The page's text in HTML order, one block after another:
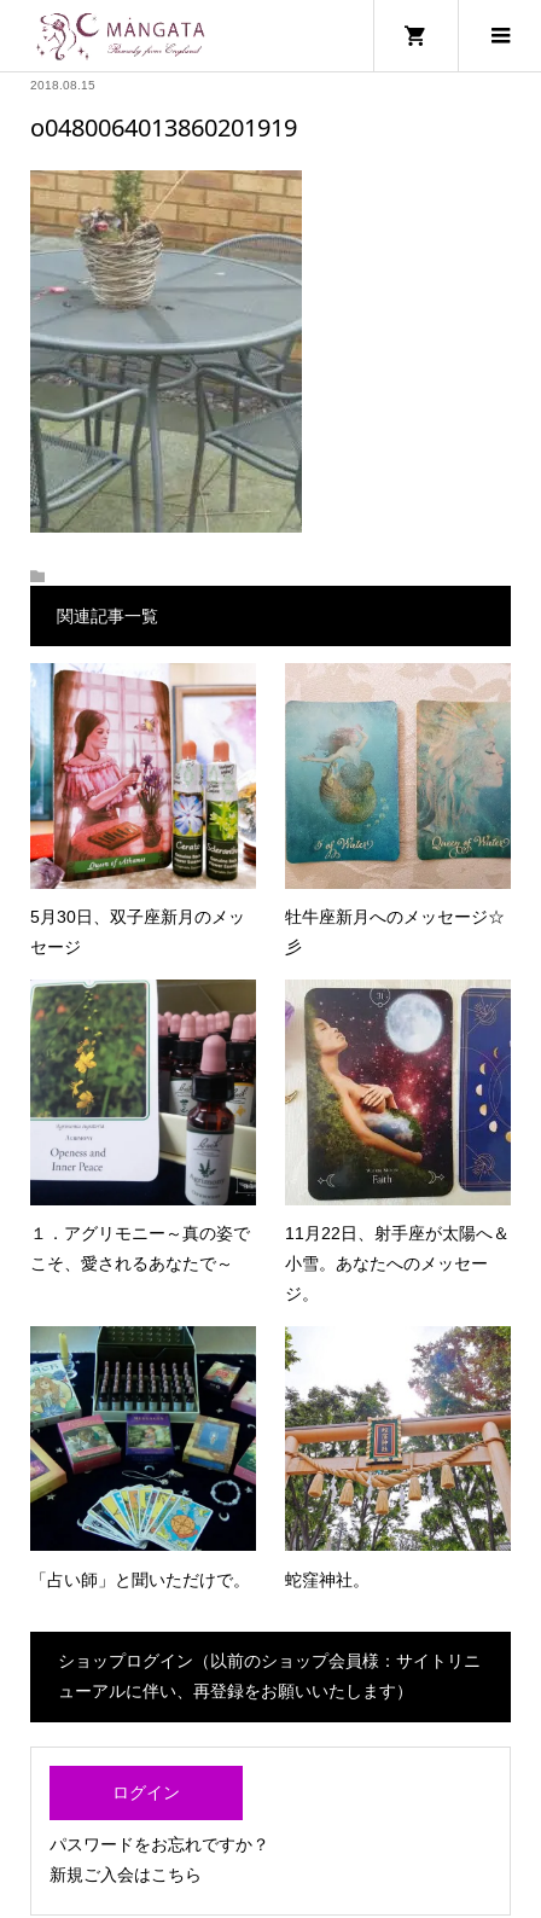
2018.08.15
o0480064013860201919
関連記事一覧
5月30日、双子座新月のメッ
セージ
牡牛座新月へのメッセージ☆
彡
１．アグリモニー～真の姿で
こそ、愛されるあなたで～
11月22日、射手座が太陽へ＆
小雪。あなたへのメッセー
ジ。
「占い師」と聞いただけで。 蛇窪神社。
ショップログイン（以前のショップ会員様：サイトリニ
ューアルに伴い、再登録をお願いいたします）
ログイン
パスワードをお忘れですか？
新規ご入会はこちら